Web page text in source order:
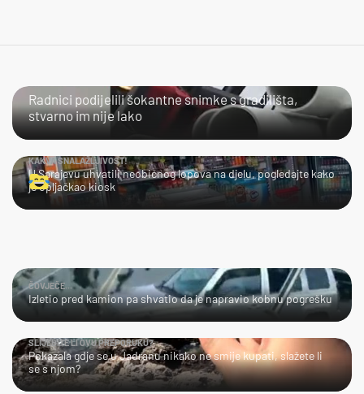
NIJE IM LAKO
Radnici podijelili šokantne snimke s gradilišta,
stvarno im nije lako
KAKVA SNALAŽLJIVOST!
U Sarajevu uhvatili neobičnog lopova na djelu, pogledajte kako
je opljačkao kiosk
ČOVJEČE...
Izletio pred kamion pa shvatio da je napravio kobnu pogrešku
SLIJEDITE LI OVU PREPORUKU?
Pokazala gdje se u Jadranu nikako ne smije kupati, slažete li
se s njom?